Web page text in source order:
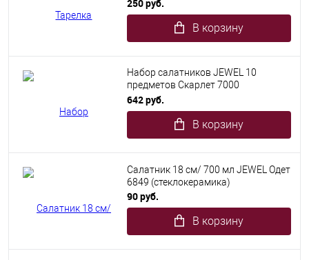
250 руб.
В корзину
Набор салатников JEWEL 10
предметов Скарлет 7000
(стеклокерамика)
642 руб.
В корзину
Салатник 18 см/ 700 мл JEWEL Одет
6849 (стеклокерамика)
90 руб.
В корзину